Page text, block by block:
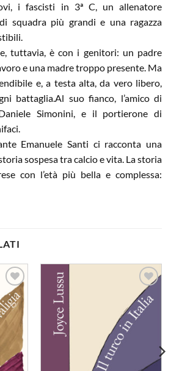
i fascisti in 3ª C, un allenatore
squadra più grandi e una ragazza
tuttavia, è con i genitori: un padre
e una madre troppo presente. Ma
e, a testa alta, da vero libero,
battaglia.Al suo fianco, l’amico di
Simonini, e il portierone di
Emanuele Santi ci racconta una
sospesa tra calcio e vita. La storia
con l’età più bella e complessa:
lista
dei
Aggiungi
alla lista
dei
desideri